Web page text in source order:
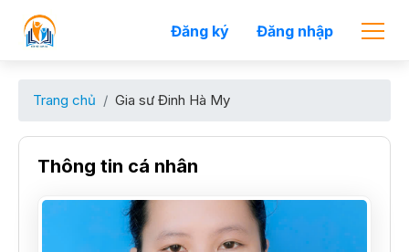
Đăng ký Đăng nhập
Trang chủ Gia sư Đinh Hà My
Thông tin cá nhân